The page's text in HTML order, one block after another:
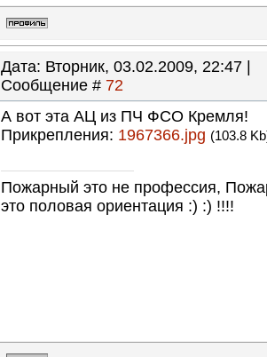
Дата: Вторник, 03.02.2009, 22:47 |
Сообщение # 72
А вот эта АЦ из ПЧ ФСО Кремля!
Прикрепления: 1967366.jpg (103.8
Пожарный это не профессия,
это половая ориентация :) :) !!!!